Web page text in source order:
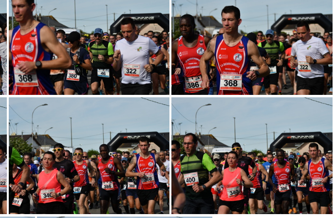
Tournée de Vineuil 2024 © S. Georget (62) Tournée de Vineuil 2024 © S. Georget (61)
Tournée de Vineuil 2024 © S. Georget (58) Tournée de Vineuil 2024 © S. Georget (57)